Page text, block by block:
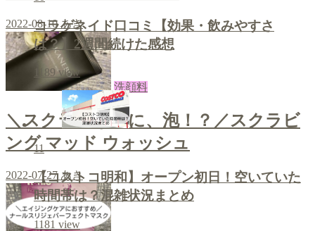
2022-08-10 あき
洗顔料
＼スクラブなのに、泡！？／スクラビ
ング マッド ウォッシュ
2022-07-27 あき
コラゲネイド口コミ【効果・飲みやすさ
は？】2週間続けた感想
1189view
11
【コストコ明和】オープン初日！空いていた
時間帯は？混雑状況まとめ
1181 view